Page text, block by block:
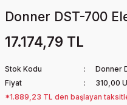
Donner DST-700
17.174,79 TL
Stok Kodu
Donner
Fiyat
310,00
*1.889,23 TL den başlayan